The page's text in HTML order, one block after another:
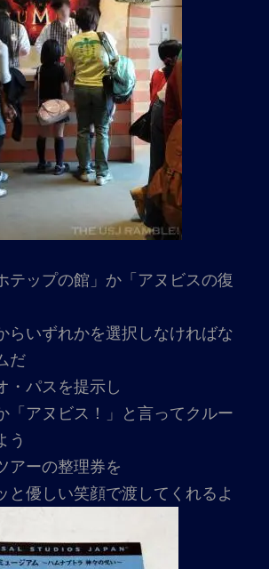
テップの館」か「アヌビスの復
らいずれかを選択しなければな
だ
・パスを提示し
「アヌビス！」と言ってクルー
う
アーの整理券を
と優しい笑顔で渡してくれるよ